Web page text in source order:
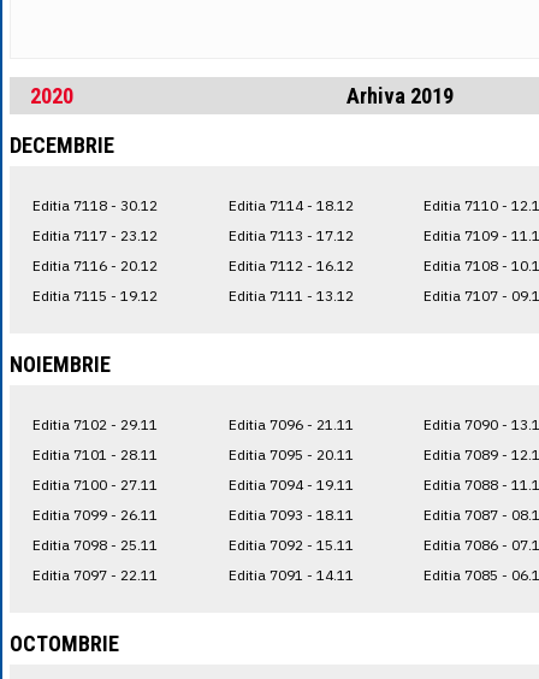
2020
Arhiva 2019
DECEMBRIE
Editia 7118 - 30.12
Editia 7117 - 23.12
Editia 7116 - 20.12
Editia 7115 - 19.12
Editia 7114 - 18.12
Editia 7113 - 17.12
Editia 7112 - 16.12
Editia 7111 - 13.12
Editia 7110 -
Editia 7109 -
Editia 7108 -
Editia 7107 -
NOIEMBRIE
Editia 7102 - 29.11
Editia 7101 - 28.11
Editia 7100 - 27.11
Editia 7099 - 26.11
Editia 7098 - 25.11
Editia 7097 - 22.11
Editia 7096 - 21.11
Editia 7095 - 20.11
Editia 7094 - 19.11
Editia 7093 - 18.11
Editia 7092 - 15.11
Editia 7091 - 14.11
Editia 7090 -
Editia 7089 -
Editia 7088 -
Editia 7087 -
Editia 7086 -
Editia 7085 -
OCTOMBRIE